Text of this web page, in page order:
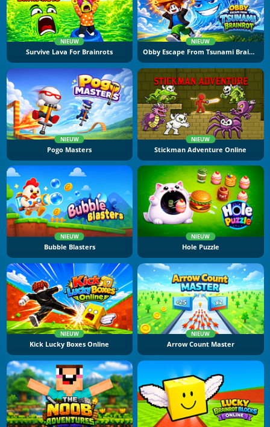
NIEUW
Survive Lava For Brainrots
NIEUW
Obby Escape From Tsunami Brainrot
NIEUW
Pogo Masters
NIEUW
Stickman Adventure Online
NIEUW
Bubble Blasters
NIEUW
Hole Puzzle
NIEUW
Kick Lucky Boxes Online
NIEUW
Arrow Count Master